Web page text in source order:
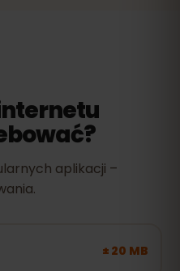
aplikacji –
± 20 MB